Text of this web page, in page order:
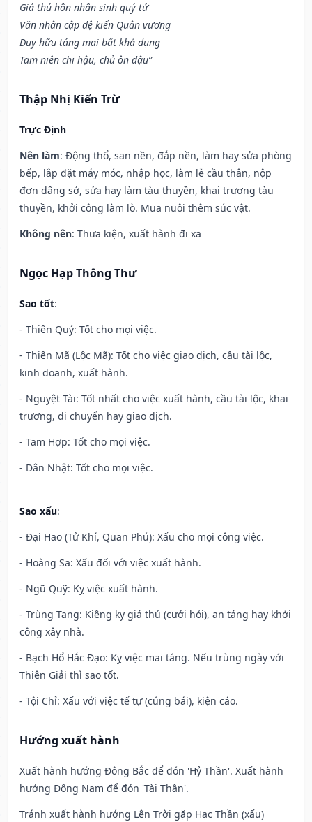
Giá thú hôn nhân sinh quý tử
Văn nhân cập đệ kiến Quân vương
Duy hữu táng mai bất khả dụng
Tam niên chi hậu, chủ ôn đậu”
Thập Nhị Kiến Trừ
Trực Định
Nên làm: Động thổ, san nền, đắp nền, làm hay sửa phòng
bếp, lắp đặt máy móc, nhập học, làm lễ cầu thân, nộp
đơn dâng sớ, sửa hay làm tàu thuyền, khai trương tàu
thuyền, khởi công làm lò. Mua nuôi thêm súc vật.
Không nên: Thưa kiện, xuất hành đi xa
Ngọc Hạp Thông Thư
Sao tốt:
- Thiên Quý: Tốt cho mọi việc.
- Thiên Mã (Lộc Mã): Tốt cho việc giao dịch, cầu tài lộc,
kinh doanh, xuất hành.
- Nguyệt Tài: Tốt nhất cho việc xuất hành, cầu tài lộc, khai
trương, di chuyển hay giao dịch.
- Tam Hợp: Tốt cho mọi việc.
- Dân Nhật: Tốt cho mọi việc.
Sao xấu:
- Đại Hao (Tử Khí, Quan Phú): Xấu cho mọi công việc.
- Hoàng Sa: Xấu đối với việc xuất hành.
- Ngũ Quỹ: Kỵ việc xuất hành.
- Trùng Tang: Kiêng kỵ giá thú (cưới hỏi), an táng hay khởi
công xây nhà.
- Bạch Hổ Hắc Đạo: Kỵ việc mai táng. Nếu trùng ngày với
Thiên Giải thì sao tốt.
- Tội Chỉ: Xấu với việc tế tự (cúng bái), kiện cáo.
Hướng xuất hành
Xuất hành hướng Đông Bắc để đón 'Hỷ Thần'. Xuất hành
hướng Đông Nam để đón 'Tài Thần'.
Tránh xuất hành hướng Lên Trời gặp Hạc Thần (xấu)